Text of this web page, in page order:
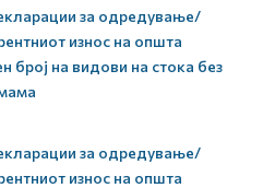
за одредување/
износ на општа
број на видови на стока без
за одредување/
износ на општа